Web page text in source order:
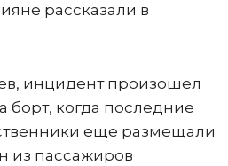
рассказали в
инцидент произошел
борт, когда последние
еще размещали
из пассажиров